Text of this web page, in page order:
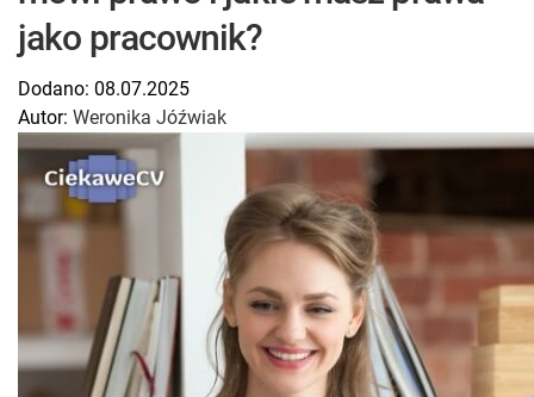
jako pracownik?
Dodano: 08.07.2025
Autor: Weronika Jóźwiak